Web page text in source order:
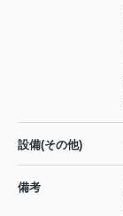
設備(その他)
備考